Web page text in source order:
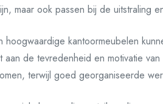
maar ook passen bij de uitstraling
hoogwaardige kantoormeubelen
de tevredenheid en motivatie
terwijl goed georganiseerde